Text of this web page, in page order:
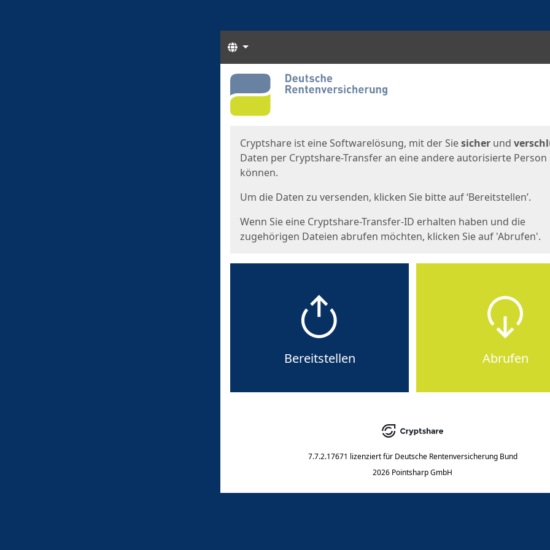
Sprachen
Start
Cryptshare ist eine Softwarelösung, mit der Siesicher und
Daten per Cryptshare-Transfer an eine andere autorisierte Person
können.
Um die Daten zu versenden, klicken Sie bitte auf ‘Bereitstellen’.
Wenn Sie eine Cryptshare-Transfer-ID erhalten haben und die
zugehörigen Dateien abrufen möchten, klicken Sie auf 'Abrufen'.
Bereitstellen Abrufen
7.7.2.17671 lizenziert für Deutsche Rentenversicherung Bund
2026 Pointsharp GmbH